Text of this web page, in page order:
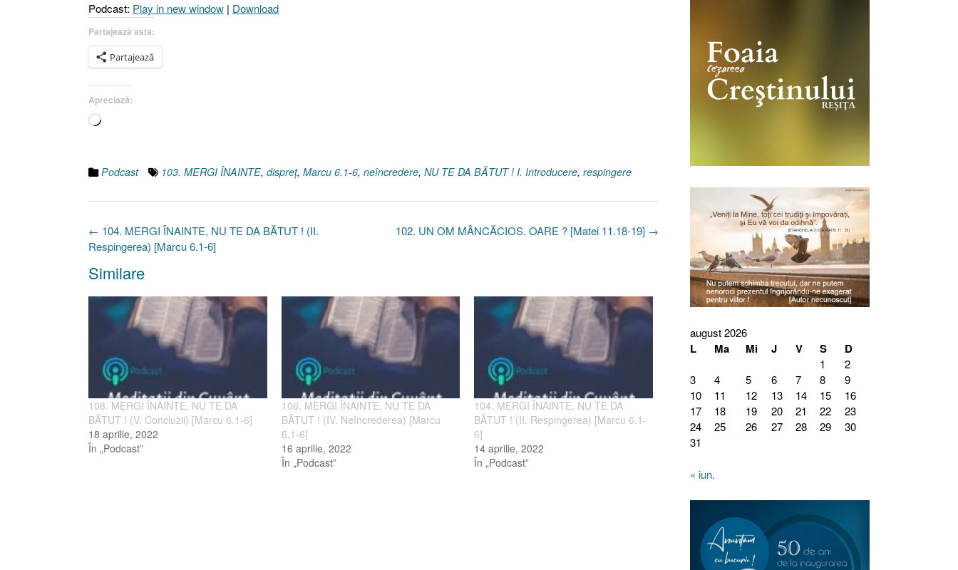
Podcast: Play in new window | Download
Partajează asta:
Partajează
Apreciază:
Încarc...
Podcast 103. MERGI ÎNAINTE, dispreţ, Marcu 6.1-6, neîncredere, NU TE DA BĂTUT ! I. Introducere, respingere
Post
navigation
102. UN OM MÂNCĂCIOS. OARE ? [Matei 11.18-19] →
← 104. MERGI ÎNAINTE, NU TE DA BĂTUT ! (II.
Respingerea) [Marcu 6.1-6]
Similare
108. MERGI ÎNAINTE, NU TE DA
BĂTUT ! (V. Concluzii) [Marcu 6.1-6]
18 aprilie, 2022
În „Podcast”
106. MERGI ÎNAINTE, NU TE DA
BĂTUT ! (IV. Neîncrederea) [Marcu
6.1-6]
16 aprilie, 2022
În „Podcast”
104. MERGI ÎNAINTE, NU TE DA
BĂTUT ! (II. Respingerea) [Marcu 6.1-
6]
14 aprilie, 2022
În „Podcast”
august 2026
L Ma Mi J V S D
1
2
3
4 5 6 7 8
9
10
11 12 13 14 15
16
17
18 19 20 21 22
23
24
25 26 27 28 29
30
31
« iun.